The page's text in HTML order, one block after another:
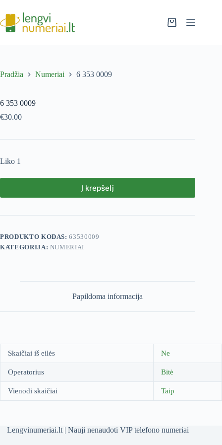
Pradžia Numeriai 6 353 0009
6 353 0009
€30.00
Liko 1
Į krepšelį
PRODUKTO KODAS:63530009
KATEGORIJA: NUMERIAI
Papildoma informacija
Skaičiai iš eilės Ne
Operatorius Bitė
Vienodi skaičiai Taip
Lengvinumeriai.lt | Nauji nenaudoti VIP telefono numeriai